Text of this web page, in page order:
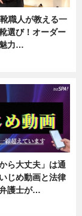
職人が教える一
選び！オーダー
力…
ら大丈夫」は通
じめ動画と法律
護士が…